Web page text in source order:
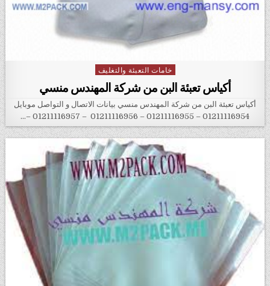
Posted in
خامات التعبئة والتغليف
أكياس تعبئة البن من شركة المهندس منسي
أكياس تعبئة البن من شركة المهندس منسي بيانات الاتصال و التواصل موبايل
01211116954 – 01211116955 – 01211116956 – 01211116957 –…